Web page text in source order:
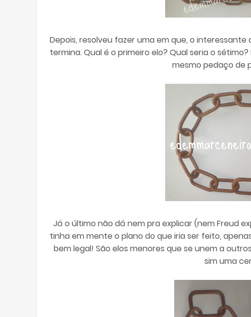
Depois, resolveu fazer uma em que, o
termina. Qual é o primeiro elo? Qual seria o
mesmo pedaço de
Já o último não dá nem pra explicar (nem Freud
tinha em mente o plano do que iria ser feito,
bem legal! São elos menores que se unem a
sim uma